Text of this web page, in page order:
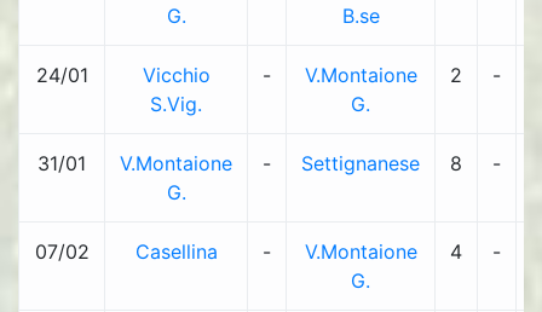
G.
B.se
24/01
Vicchio
S.Vig.
-
V.Montaione
G.
2 -
31/01
V.Montaione
G.
- Settignanese 8 -
07/02 Casellina -
V.Montaione
G.
4 -